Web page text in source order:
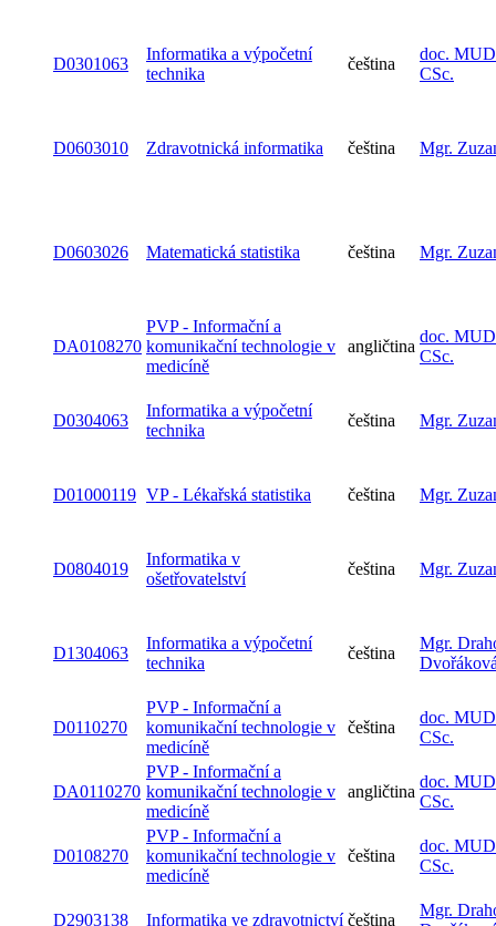
D0301063
Informatika a výpočetní
technika
čeština
doc.
CSc.
D0603010 Zdravotnická informatika čeština Mgr.
D0603026 Matematická statistika čeština Mgr.
DA0108270
PVP - Informační a
komunikační technologie v
medicíně
angličtina
doc.
CSc.
D0304063
Informatika a výpočetní
technika
čeština Mgr.
D01000119 VP - Lékařská statistika čeština Mgr.
D0804019
Informatika v
ošetřovatelství
čeština Mgr.
D1304063
Informatika a výpočetní
technika
čeština
Mgr.
D0110270
PVP - Informační a
komunikační technologie v
medicíně
čeština
doc.
CSc.
DA0110270
PVP - Informační a
komunikační technologie v
medicíně
angličtina
doc.
CSc.
D0108270
PVP - Informační a
komunikační technologie v
medicíně
čeština
doc.
CSc.
D2903138 Informatika ve zdravotnictví čeština
Mgr.